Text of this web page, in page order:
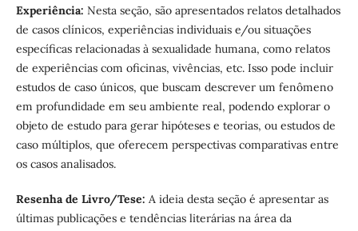
Experiência: Nesta seção, são apresentados relatos detalhados
de casos clínicos, experiências individuais e/ou situações
específicas relacionadas à sexualidade humana, como relatos
de experiências com oficinas, vivências, etc. Isso pode incluir
estudos de caso únicos, que buscam descrever um fenômeno
em profundidade em seu ambiente real, podendo explorar o
objeto de estudo para gerar hipóteses e teorias, ou estudos de
caso múltiplos, que oferecem perspectivas comparativas entre
os casos analisados.
Resenha de Livro/Tese: A ideia desta seção é apresentar as
últimas publicações e tendências literárias na área da